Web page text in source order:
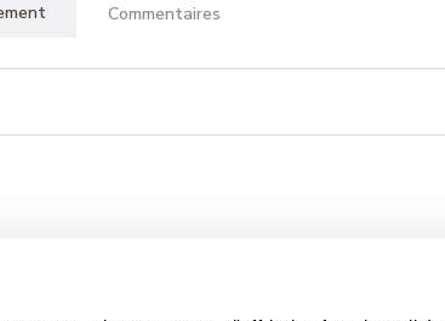
Commentaires
VOUS